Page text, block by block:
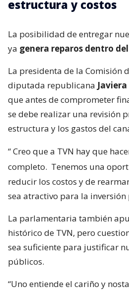
estructura y costos
La posibilidad de entregar
ya genera reparos dentro
La presidenta de la Comisión
diputada republicana
que antes de comprometer
se debe realizar una revisión
estructura y los gastos del
“Creo que a TVN hay que
completo. Tenemos una
reducir los costos y de
sea atractivo para la inversión
La parlamentaria también
histórico de TVN, pero
sea suficiente para justificar
públicos.
“Uno entiende el cariño y